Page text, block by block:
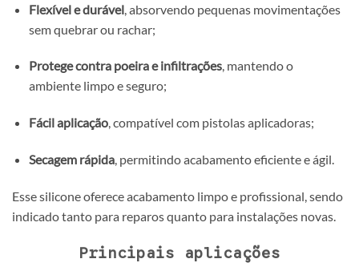
Flexível e durável, absorvendo pequenas movimentações
sem quebrar ou rachar;
Protege contra poeira e infiltrações, mantendo o
ambiente limpo e seguro;
Fácil aplicação, compatível com pistolas aplicadoras;
Secagem rápida, permitindo acabamento eficiente e ágil.
Esse silicone oferece acabamento limpo e profissional, sendo
indicado tanto para reparos quanto para instalações novas.
Principais aplicações